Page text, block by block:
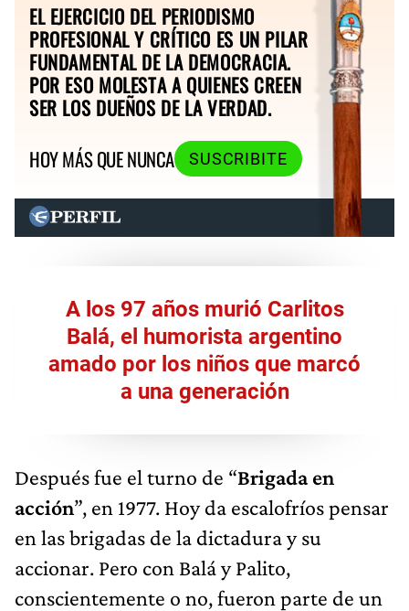
EL EJERCICIO DEL PERIODISMO
PROFESIONAL Y CRÍTICO ES UN PILAR
FUNDAMENTAL DE LA DEMOCRACIA.
POR ESO MOLESTA A QUIENES CREEN
SER LOS DUEÑOS DE LA VERDAD.
HOY MÁS QUE NUNCA
SUSCRIBITE
A los 97 años murió Carlitos
Balá, el humorista argentino
amado por los niños que marcó
a una generación
Después fue el turno de “Brigada en
acción”, en 1977. Hoy da escalofríos pensar
en las brigadas de la dictadura y su
accionar. Pero con Balá y Palito,
conscientemente o no, fueron parte de un